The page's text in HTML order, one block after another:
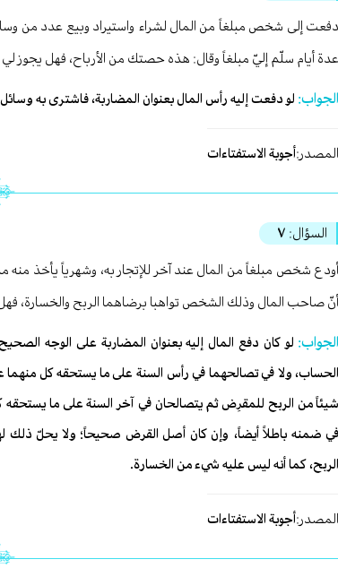
دفعت إلى شخص مبلغاً من المال لشراء واستيراد وبيع عدد من
عدة أيام سلّم إليّ مبلغاً وقال: هذه حصتك من الأرباح، فهل يجوز
الجواب: لو دفعت إليه رأس المال بعنوان المضاربة، فاشترى به
المصدر:أجوبة الاستفتاءات
السؤال: ٧
أودع شخص مبلغاً من المال عند آخر للإتجار به، وشهرياً يأخذ منه
أنّ صاحب المال وذلك الشخص تواهبا برضاهما الربح والخسارة،
الجواب: لو كان دفع المال إليه بعنوان المضاربة على الوجه
الحساب، ولا في تصالحهما في رأس السنة على ما يستحقه كل منهما
شيئاً من الربح للمقرِض ثم يتصالحان في آخر السنة على ما يستحقه
في ضمنه باطلاً أيضاً، وإن كان أصل القرض صحيحاً؛ ولا يحلّ
الربح، كما أنه ليس عليه شيء من الخسارة.
المصدر:أجوبة الاستفتاءات